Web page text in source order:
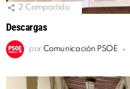
2 Compartido
Descargas
por Comunicación PSOE